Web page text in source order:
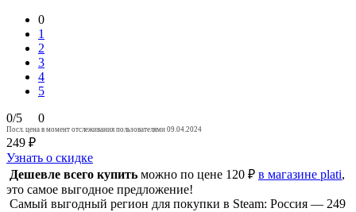
0
1
2
3
4
5
0/5 0
Посл. цена в момент отслеживания пользователями 09.04.2024
249 ₽
Узнать о скидке
Дешевле всего купить можно по цене 120 ₽ в магазине plati,
это самое выгодное предложение!
Самый выгодный регион для покупки в Steam: Россия — 249